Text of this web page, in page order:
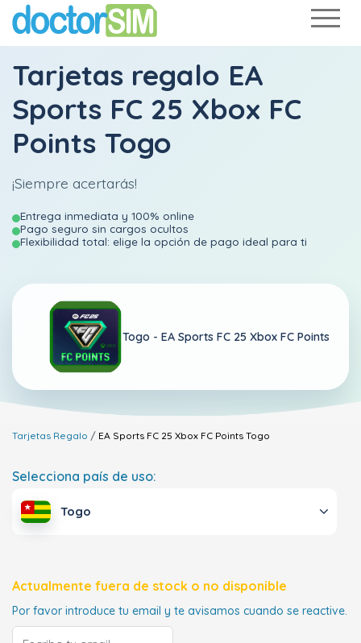
Tarjetas regalo EA
Sports FC 25 Xbox FC
Points Togo
¡Siempre acertarás!
Entrega inmediata y 100% online
Pago seguro sin cargos ocultos
Flexibilidad total: elige la opción de pago ideal para ti
Togo - EA Sports FC 25 Xbox FC Points
Tarjetas Regalo EA Sports FC 25 Xbox FC Points Togo
Selecciona país de uso:
Togo
Actualmente fuera de stock o no disponible
Por favor introduce tu email y te avisamos cuando se reactive.